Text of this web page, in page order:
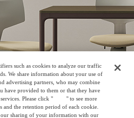
such as cookies to analyze our traffic
We share information about your use of
advertising partners, who may combine
have provided to them or that they have
Please click "
here" to see more
and the retention period of each cookie.
sharing of your information with our